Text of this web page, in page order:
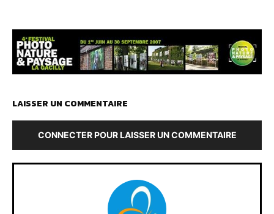
LAISSER UN COMMENTAIRE
CONNECTER POUR LAISSER UN COMMENTAIRE